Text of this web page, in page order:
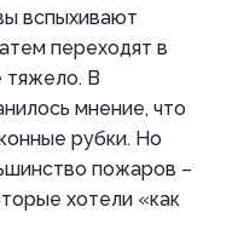
вспыхивают
переходят в
тяжело. В
мнение, что
рубки. Но
пожаров –
хотели «как